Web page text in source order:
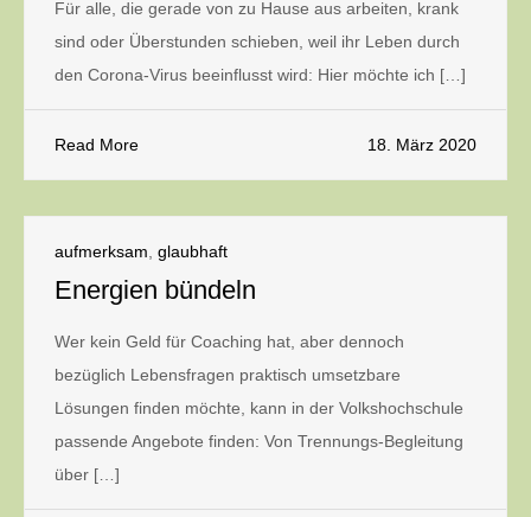
Für alle, die gerade von zu Hause aus arbeiten, krank
sind oder Überstunden schieben, weil ihr Leben durch
den Corona-Virus beeinflusst wird: Hier möchte ich […]
Read More 18. März 2020
aufmerksam glaubhaft
Energien bündeln
Wer kein Geld für Coaching hat, aber dennoch
bezüglich Lebensfragen praktisch umsetzbare
Lösungen finden möchte, kann in der Volkshochschule
passende Angebote finden: Von Trennungs-Begleitung
über […]